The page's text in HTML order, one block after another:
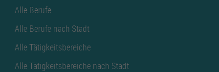
Alle Berufe
Alle Berufe nach Stadt
Alle Tätigkeitsbereiche
Alle Tätigkeitsbereiche nach Stadt